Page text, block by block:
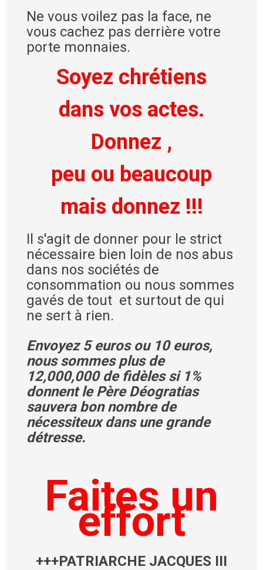
Ne vous voilez pas la face, ne
vous cachez pas derrière votre
porte monnaies.
Soyez chrétiens
dans vos actes.
Donnez ,
peu ou beaucoup
mais donnez !!!
Il s'agit de donner pour le strict
nécessaire bien loin de nos abus
dans nos sociétés de
consommation ou nous sommes
gavés de tout et surtout de qui
ne sert à rien.
Envoyez 5 euros ou 10 euros,
nous sommes plus de
12,000,000 de fidèles si 1%
donnent le Père Déogratias
sauvera bon nombre de
nécessiteux dans une grande
détresse.
Faites un
effort
+++PATRIARCHE JACQUES III